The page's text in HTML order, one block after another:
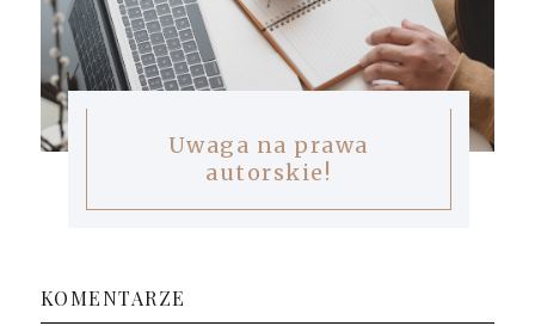
Uwaga na prawa
autorskie!
KOMENTARZE